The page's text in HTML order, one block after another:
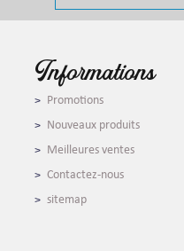
Informations
Promotions
Nouveaux produits
Meilleures ventes
Contactez-nous
sitemap